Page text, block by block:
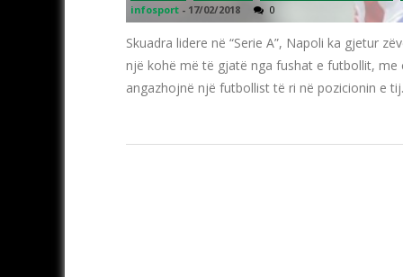
infosport - 17/02/2018 0
Skuadra lidere në “Serie A”, Napoli ka gjetur
një kohë më të gjatë nga fushat e futbollit, me
angazhojnë një futbollist të ri në pozicionin e